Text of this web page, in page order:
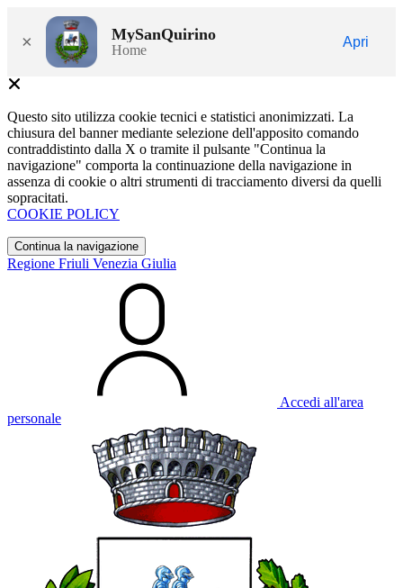
× MySanQuirino
Home
Apri
Questo sito utilizza cookie tecnici e statistici anonimizzati. La
chiusura del banner mediante selezione dell'apposito comando
contraddistinto dalla X o tramite il pulsante "Continua la
navigazione" comporta la continuazione della navigazione in
assenza di cookie o altri strumenti di tracciamento diversi da quelli
sopracitati.
COOKIE POLICY
Continua la navigazione
Regione Friuli Venezia Giulia
Accedi all'area
personale